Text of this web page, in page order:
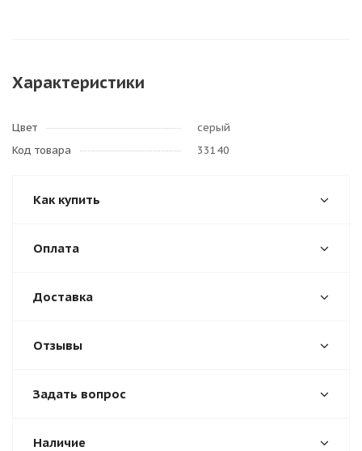
Характеристики
Цвет
серый
Код товара
33140
Как купить
Оплата
Доставка
Отзывы
Задать вопрос
Наличие